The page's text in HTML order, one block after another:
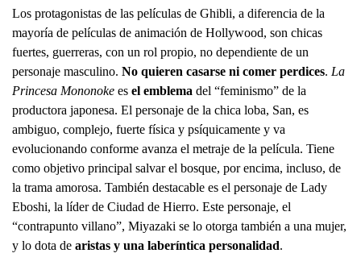
Los protagonistas de las películas de Ghibli, a diferencia de la
mayoría de películas de animación de Hollywood, son chicas
fuertes, guerreras, con un rol propio, no dependiente de un
personaje masculino. No quieren casarse ni comer perdices. La
Princesa Mononoke es el emblema del “feminismo” de la
productora japonesa. El personaje de la chica loba, San, es
ambiguo, complejo, fuerte física y psíquicamente y va
evolucionando conforme avanza el metraje de la película. Tiene
como objetivo principal salvar el bosque, por encima, incluso, de
la trama amorosa. También destacable es el personaje de Lady
Eboshi, la líder de Ciudad de Hierro. Este personaje, el
“contrapunto villano”, Miyazaki se lo otorga también a una mujer,
y lo dota de aristas y una laberíntica personalidad.